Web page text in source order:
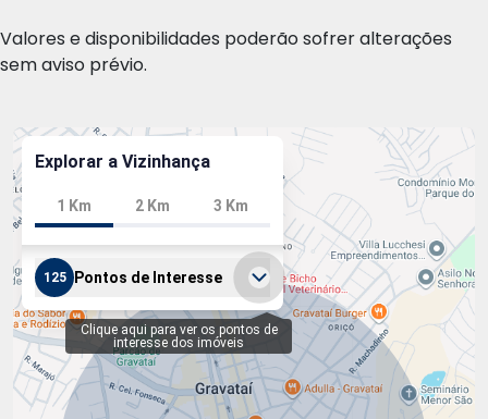
Valores e disponibilidades poderão sofrer alterações
sem aviso prévio.